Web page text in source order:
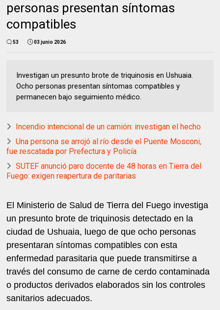
personas presentan síntomas
compatibles
53 03 junio 2026
Investigan un presunto brote de triquinosis en Ushuaia.
Ocho personas presentan síntomas compatibles y
permanecen bajo seguimiento médico.
Incendio intencional de un camión: investigan el hecho
Una persona se arrojó al río desde el Puente Mosconi,
fue rescatada por Prefectura y Policía
SUTEF anunció paro docente de 48 horas en Tierra del
Fuego: exigen reapertura de paritarias
El Ministerio de Salud de Tierra del Fuego investiga
un presunto brote de triquinosis detectado en la
ciudad de Ushuaia, luego de que ocho personas
presentaran síntomas compatibles con esta
enfermedad parasitaria que puede transmitirse a
través del consumo de carne de cerdo contaminada
o productos derivados elaborados sin los controles
sanitarios adecuados.